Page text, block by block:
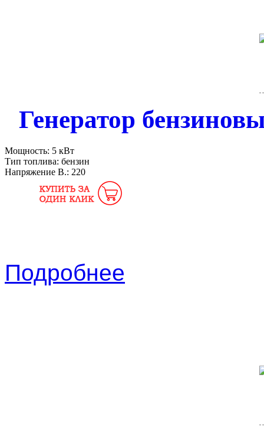
Генератор
Мощность: 5 кВт
Тип топлива: бензин
Напряжение В.: 220
Подробнее